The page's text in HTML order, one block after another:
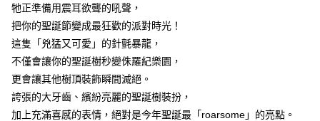
牠正準備用震耳欲聾的吼聲，
把你的聖誕節變成最狂歡的派對時光！
這隻「兇猛又可愛」的針氈暴龍，
不僅會讓你的聖誕樹秒變侏羅紀樂園，
更會讓其他樹頂裝飾瞬間滅絕。
誇張的大牙齒、繽紛亮麗的聖誕樹裝扮，
加上充滿喜感的表情，絕對是今年聖誕最「roarsome」的亮點。